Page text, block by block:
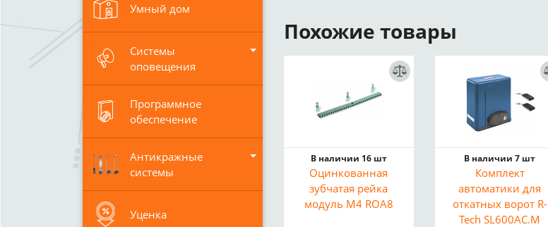
Умный дом
Системы
оповещения
Программное
обеспечение
Антикражные
системы
Уценка
Похожие товары
В наличии 16 шт
Оцинкованная
зубчатая рейка
модуль M4 ROA8
В наличии 7 шт
Комплект
автоматики для
откатных ворот R-
Tech SL600AC.M